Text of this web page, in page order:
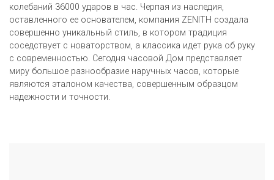
колебаний 36000 ударов в час. Черпая из наследия,
оставленного ее основателем, компания ZENITH создала
совершенно уникальный стиль, в котором традиция
соседствует с новаторством, а классика идет рука об руку
с современностью. Сегодня часовой Дом представляет
миру большое разнообразие наручных часов, которые
являются эталоном качества, совершенным образцом
надежности и точности.